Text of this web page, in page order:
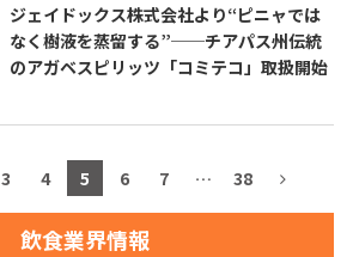
ジェイドックス株式会社より“ピニャでは
なく樹液を蒸留する”──チアパス州伝統
のアガベスピリッツ「コミテコ」取扱開始
3 4 5 6 7 … 38
飲食業界情報